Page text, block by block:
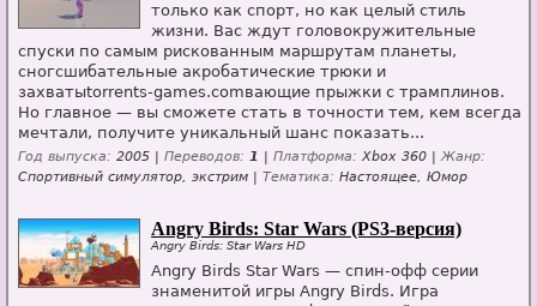
только как спорт, но как целый стиль
жизни. Вас ждут головокружительные
спуски по самым рискованным маршрутам планеты,
сногсшибательные акробатические трюки и
захватыtorrents-games.comвающие прыжки с трамплинов.
Но главное — вы сможете стать в точности тем, кем всегда
мечтали, получите уникальный шанс показать...
Год выпуска: 2005 | Переводов: 1 | Платформа: Xbox 360 |Жанр:
Спортивный симулятор, экстрим | Тематика: Настоящее, Юмор
Angry Birds: Star Wars (PS3-версия)
Angry Birds: Star Wars HD
Angry Birds Star Wars — спин-офф серии
знаменитой игры Angry Birds. Игра